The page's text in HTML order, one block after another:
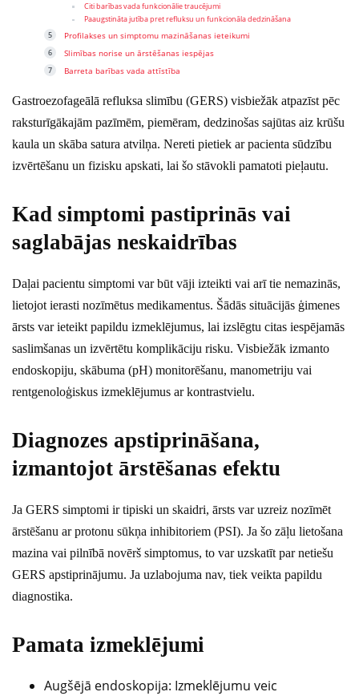
Citi barības vada funkcionālie traucējumi
Paaugstināta jutība pret refluksu un funkcionāla dedzināšana
Profilakses un simptomu mazināšanas ieteikumi
Slimības norise un ārstēšanas iespējas
Barreta barības vada attīstība
Gastroezofageālā refluksa slimību (GERS) visbiežāk atpazīst pēc
raksturīgākajām pazīmēm, piemēram, dedzinošas sajūtas aiz krūšu
kaula un skāba satura atvilņa. Nereti pietiek ar pacienta sūdzību
izvērtēšanu un fizisku apskati, lai šo stāvokli pamatoti pieļautu.
Kad simptomi pastiprinās vai
saglabājas neskaidrības
Daļai pacientu simptomi var būt vāji izteikti vai arī tie nemazinās,
lietojot ierasti nozīmētus medikamentus. Šādās situācijās ģimenes
ārsts var ieteikt papildu izmeklējumus, lai izslēgtu citas iespējamās
saslimšanas un izvērtētu komplikāciju risku. Visbiežāk izmanto
endoskopiju, skābuma (pH) monitorēšanu, manometriju vai
rentgenoloģiskus izmeklējumus ar kontrastvielu.
Diagnozes apstiprināšana,
izmantojot ārstēšanas efektu
Ja GERS simptomi ir tipiski un skaidri, ārsts var uzreiz nozīmēt
ārstēšanu ar protonu sūkņa inhibitoriem (PSI). Ja šo zāļu lietošana
mazina vai pilnībā novērš simptomus, to var uzskatīt par netiešu
GERS apstiprinājumu. Ja uzlabojuma nav, tiek veikta papildu
diagnostika.
Pamata izmeklējumi
Augšējā endoskopija: Izmeklējumu veic